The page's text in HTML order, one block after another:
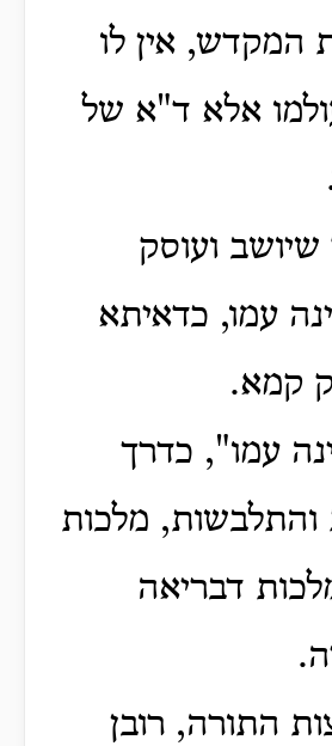
המקדש, אין לו
אלא ד"א של
שיושב ועוסק
עמו, כדאיתא
קמא.
עמו", כדרך
מלכות
דבריאה
התורה, רובן